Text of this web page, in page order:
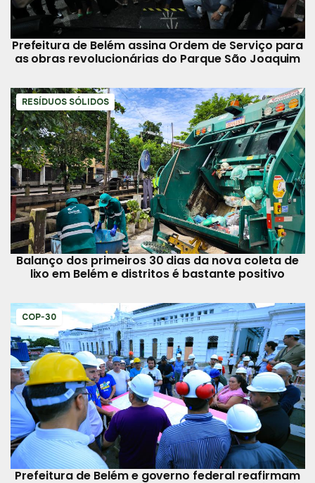
Prefeitura de Belém assina Ordem de Serviço para
as obras revolucionárias do Parque São Joaquim
RESÍDUOS SÓLIDOS
Balanço dos primeiros 30 dias da nova coleta de
lixo em Belém e distritos é bastante positivo
COP-30
Prefeitura de Belém e governo federal reafirmam